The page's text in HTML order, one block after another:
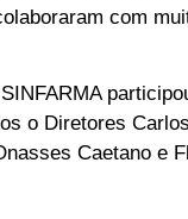
com
o Diretores
Caetano e